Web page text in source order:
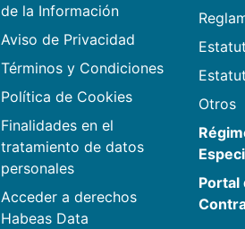
de la Información
Aviso de Privacidad
Términos y Condiciones
Política de Cookies
Finalidades en el
tratamiento de datos
personales
Acceder a derechos
Habeas Data
Otros
Portal